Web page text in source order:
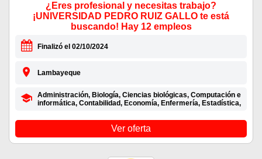
¿Eres profesional y necesitas trabajo?
¡UNIVERSIDAD PEDRO RUIZ GALLO te está
buscando! Hay 12 empleos
Finalizó el 02/10/2024
Lambayeque
Administración, Biología, Ciencias biológicas, Computación e
informática, Contabilidad, Economía, Enfermería, Estadística,
Ver oferta